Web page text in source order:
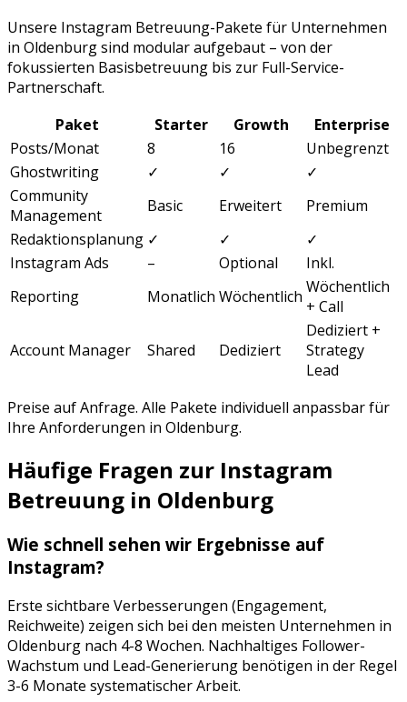
Unsere Instagram Betreuung-Pakete für Unternehmen
in Oldenburgsind modular aufgebaut – von der
fokussierten Basisbetreuung bis zur Full-Service-
Partnerschaft.
Paket
Starter Growth
Enterprise
Posts/Monat
8 16
Unbegrenzt
Ghostwriting
✓ ✓
✓
Community
Management
Basic Erweitert
Premium
Redaktionsplanung ✓ ✓
✓
Instagram Ads
– Optional
Inkl.
Reporting
Monatlich Wöchentlich Wöchentlich
+ Call
Account Manager Shared Dediziert
Dediziert +
Strategy
Lead
Preise auf Anfrage. Alle Pakete individuell anpassbar für
Ihre Anforderungen in Oldenburg.
Häufige Fragen zur Instagram
Betreuung in Oldenburg
Wie schnell sehen wir Ergebnisse auf
Instagram?
Erste sichtbare Verbesserungen (Engagement,
Reichweite) zeigen sich bei den meisten Unternehmen in
Oldenburg nach 4-8 Wochen. Nachhaltiges Follower-
Wachstum und Lead-Generierung benötigen in der Regel
3-6 Monate systematischer Arbeit.